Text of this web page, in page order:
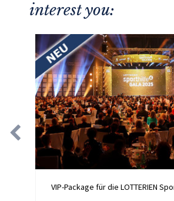
interest you:
VIP-Package für die LOTTERIEN